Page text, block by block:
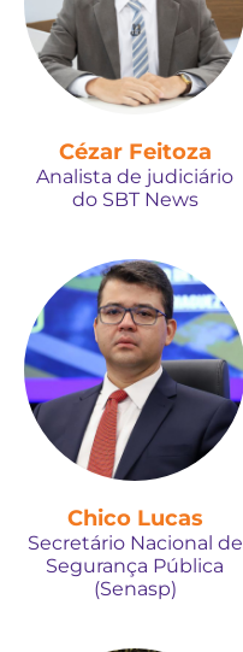
Cézar Feitoza
Analista de judiciário
do SBT News
Chico Lucas
Secretário Nacional de
Segurança Pública
(Senasp)